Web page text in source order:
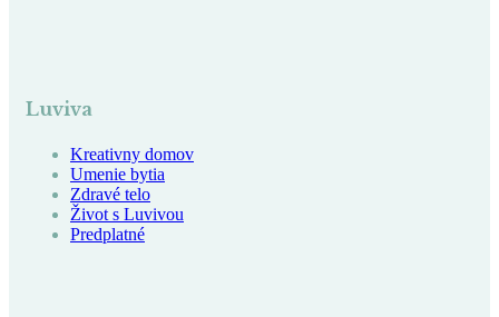
Luviva
Kreativny domov
Umenie bytia
Zdravé telo
Život s Luvivou
Predplatné